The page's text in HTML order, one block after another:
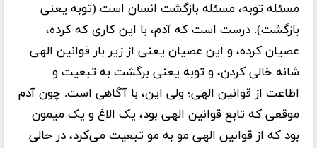
مسئله توبه، مسئله بازگشت انسان است (توبه یعنی
بازگشت). درست است که آدم، با این کاری که کرده،
عصیان کرده، و این عصیان یعنی از زیر بار قوانین الهی
شانه خالی کردن، و توبه یعنی برگشت به تبعیت و
اطاعت از قوانین الهی؛ ولی این، با آگاهی است. چون آدم
موقعی که تابع قوانین الهی بود، یک الاغ و یک میمون
بود که از قوانین الهی مو به مو تبعیت می‌کرد، در حالی